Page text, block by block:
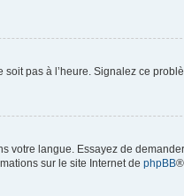
pas à l’heure. Signalez ce
votre langue. Essayez de
sur le site Internet de phpBB®.